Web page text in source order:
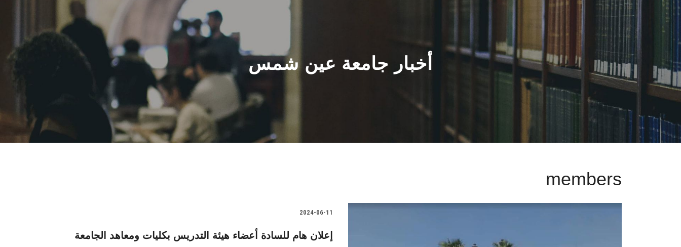
أخبار جامعة عين شمس
members
2024-06-11
إعلان هام للسادة أعضاء هيئة التدريس بكليات ومعاهد الجامعة